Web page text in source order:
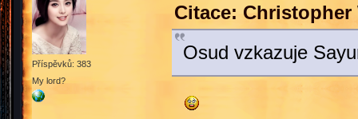
Příspěvků: 383
My lord?
Citace: Christopher
Osud vzkazuje